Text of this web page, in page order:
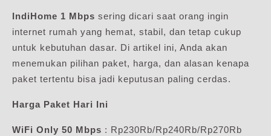
IndiHome 1 Mbps sering dicari saat orang ingin
internet rumah yang hemat, stabil, dan tetap cukup
untuk kebutuhan dasar. Di artikel ini, Anda akan
menemukan pilihan paket, harga, dan alasan kenapa
paket tertentu bisa jadi keputusan paling cerdas.
Harga Paket Hari Ini
WiFi Only 50 Mbps : Rp230Rb/Rp240Rb/Rp270Rb